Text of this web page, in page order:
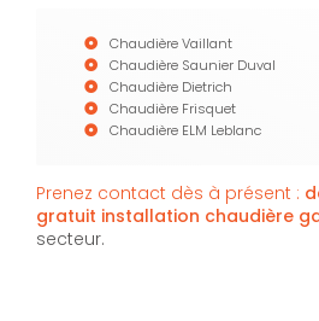
Chaudière Vaillant
Chaudière Saunier Duval
Chaudière Dietrich
Chaudière Frisquet
Chaudière ELM Leblanc
Prenez contact dès à présent :
gratuit installation chaudière
secteur.